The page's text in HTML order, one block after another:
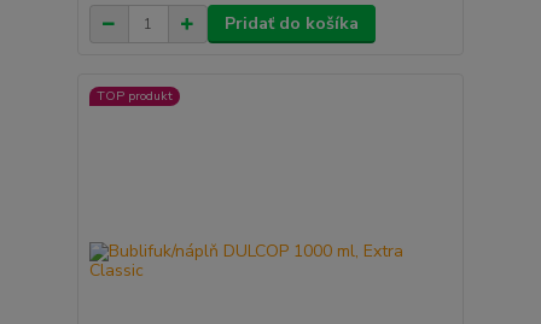
Pridať do košíka
TOP produkt